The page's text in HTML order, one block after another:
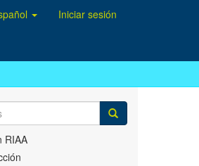
Iniciar sesión
RIAA